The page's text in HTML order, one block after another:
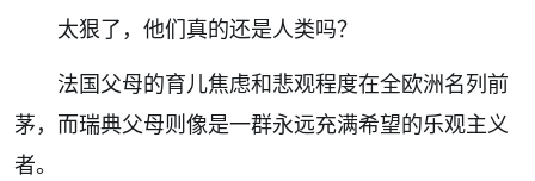
太狠了，他们真的还是人类吗？
法国父母的育儿焦虑和悲观程度在全欧洲名列前
茅，而瑞典父母则像是一群永远充满希望的乐观主义
者。